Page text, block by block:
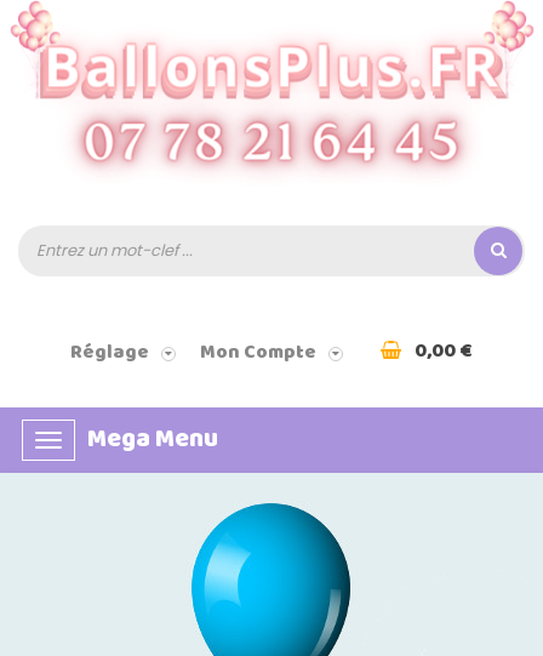
Réglage Mon Compte 0,00 €
Basculer
la
Mega Menu